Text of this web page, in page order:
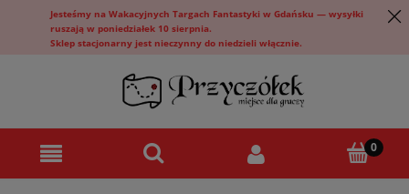
Jesteśmy na Wakacyjnych Targach Fantastyki w Gdańsku — wysyłki
ruszają w poniedziałek 10 sierpnia.
Sklep stacjonarny jest nieczynny do niedzieli włącznie.